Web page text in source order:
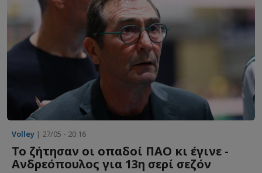
Volley | 27/05 - 20:16
Το ζήτησαν οι οπαδοί ΠΑΟ κι έγινε -
Ανδρεόπουλος για 13η σερί σεζόν